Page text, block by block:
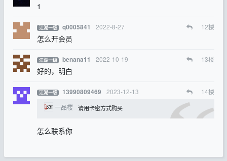
1
江湖一级 q0005841 2022-8-27 12楼
怎么开会员
江湖一级 benana11 2022-10-19 13楼
好的，明白
江湖一级 13990809469 2023-12-13 14楼
一品楼
请用卡密方式购买
怎么联系你